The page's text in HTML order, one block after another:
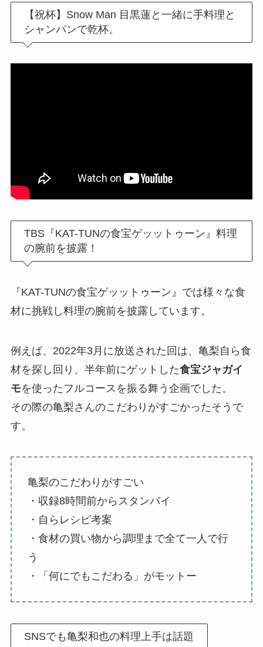
【祝杯】Snow Man 目黒蓮と一緒に手料理と
シャンパンで乾杯。
TBS『KAT-TUNの食宝ゲッットゥーン』料理
の腕前を披露！
『KAT-TUNの食宝ゲッットゥーン』では様々な食
材に挑戦し料理の腕前を披露しています。
例えば、2022年3月に放送された回は、亀梨自ら食
材を探し回り、半年前にゲットした食宝ジャガイ
モを使ったフルコースを振る舞う企画でした。
その際の亀梨さんのこだわりがすごかったそうで
す。
亀梨のこだわりがすごい
・収録8時間前からスタンバイ
・自らレシピ考案
・食材の買い物から調理まで全て一人で行
う
・「何にでもこだわる」がモットー
SNSでも亀梨和也の料理上手は話題